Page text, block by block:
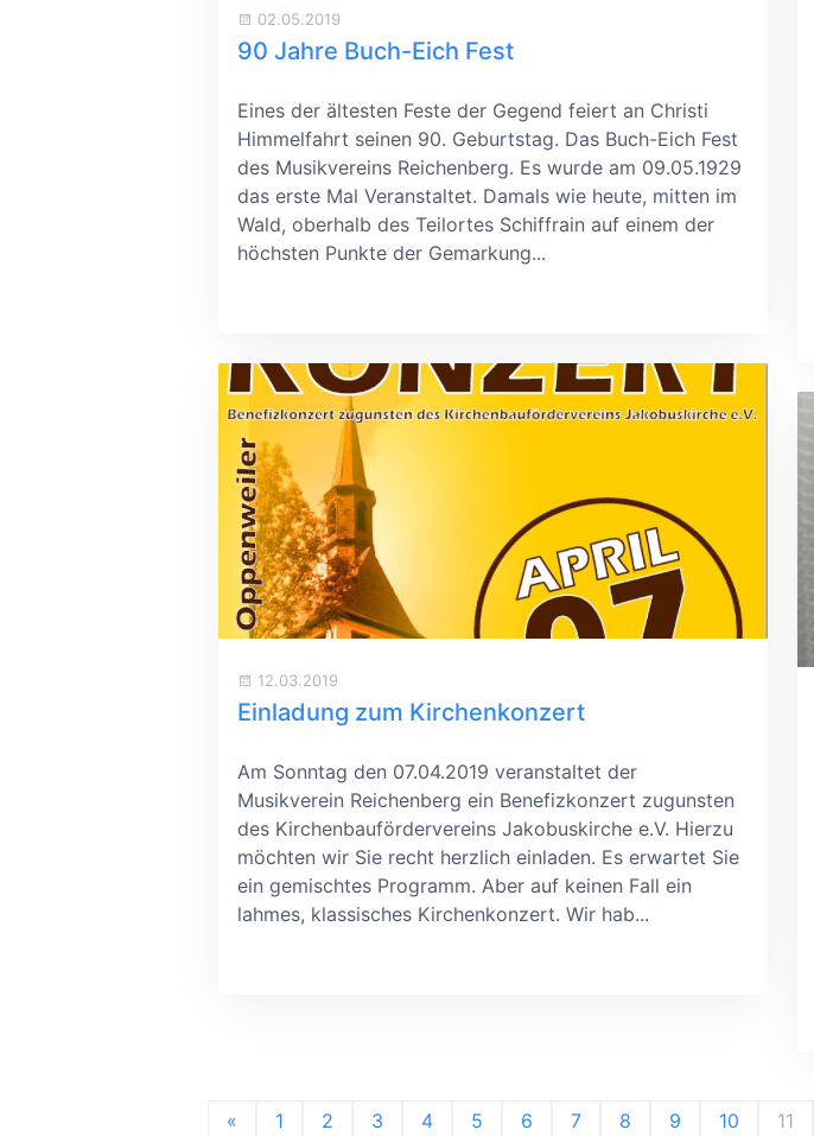
02.05.2019
90 Jahre Buch-Eich Fest
Eines der ältesten Feste der Gegend feiert an Christi
Himmelfahrt seinen 90. Geburtstag. Das Buch-Eich Fest
des Musikvereins Reichenberg. Es wurde am 09.05.1929
das erste Mal Veranstaltet. Damals wie heute, mitten im
Wald, oberhalb des Teilortes Schiffrain auf einem der
höchsten Punkte der Gemarkung...
12.03.2019
Einladung zum Kirchenkonzert
Am Sonntag den 07.04.2019 veranstaltet der
Musikverein Reichenberg ein Benefizkonzert zugunsten
des Kirchenbaufördervereins Jakobuskirche e.V. Hierzu
möchten wir Sie recht herzlich einladen. Es erwartet Sie
ein gemischtes Programm. Aber auf keinen Fall ein
lahmes, klassisches Kirchenkonzert. Wir hab...
« 1 2 3 4 5 6 7 8 9 10 11